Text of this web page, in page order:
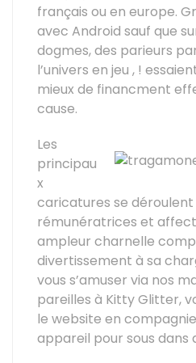
français ou en europe.
avec Android sauf que
dogmes, des parieurs
l’univers en jeu , !
mieux de financment
cause.
Les
principau
x
caricatures se
rémunératrices et
ampleur charnelle
divertissement à sa
vous s’amuser via nos
pareilles à Kitty Glitter,
le website en
appareil pour sous dans